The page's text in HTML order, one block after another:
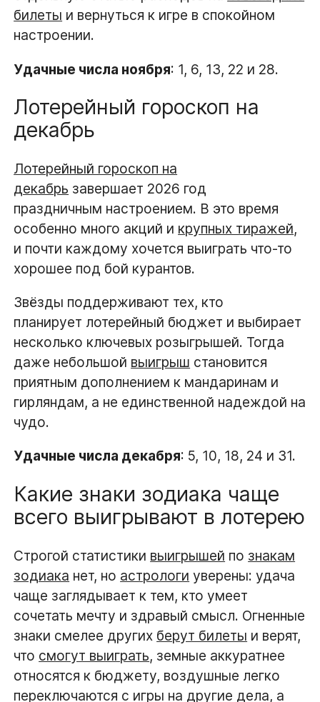
билеты и вернуться к игре в спокойном
настроении.
Удачные числа ноября: 1, 6, 13, 22 и 28.
Лотерейный гороскоп на
декабрь
Лотерейный гороскоп на
декабрь завершает 2026 год
праздничным настроением. В это время
особенно много акций и крупных тиражей,
и почти каждому хочется выиграть что-то
хорошее под бой курантов.
Звёзды поддерживают тех, кто
планирует лотерейный бюджет и выбирает
несколько ключевых розыгрышей. Тогда
даже небольшой выигрыш становится
приятным дополнением к мандаринам и
гирляндам, а не единственной надеждой на
чудо.
Удачные числа декабря: 5, 10, 18, 24 и 31.
Какие знаки зодиака чаще
всего выигрывают в лотерею
Строгой статистики выигрышей по знакам
зодиака нет, но астрологи уверены: удача
чаще заглядывает к тем, кто умеет
сочетать мечту и здравый смысл. Огненные
знаки смелее других берут билеты и верят,
что смогут выиграть, земные аккуратнее
относятся к бюджету, воздушные легко
переключаются с игры на другие дела, а